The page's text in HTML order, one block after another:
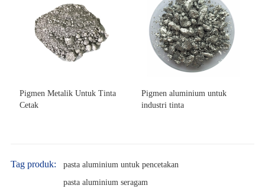
Pigmen Metalik Untuk Tinta
Cetak
Pigmen aluminium untuk
industri tinta
Tag produk:
pasta aluminium untuk pencetakan
pasta aluminium seragam